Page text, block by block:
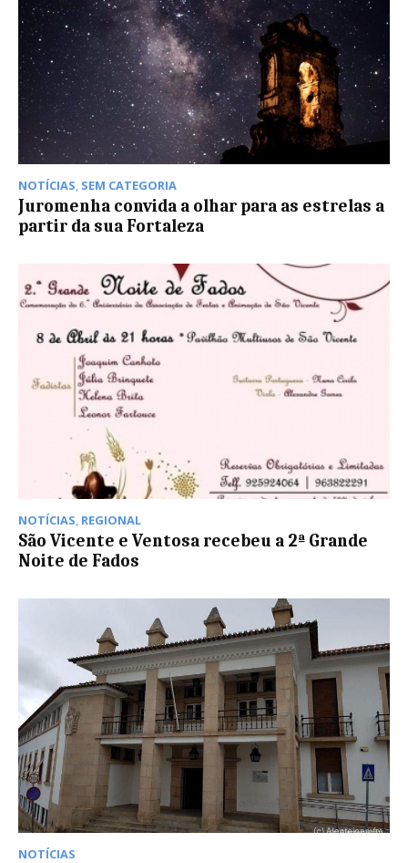
NOTÍCIAS, SEM CATEGORIA
Juromenha convida a olhar para as estrelas a
partir da sua Fortaleza
NOTÍCIAS REGIONAL
São Vicente e Ventosa recebeu a 2ª Grande
Noite de Fados
NOTÍCIAS